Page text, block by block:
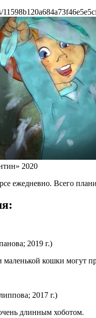
2020
ежедневно. Всего
2019 г.)
кошки могут
2017 г.)
длинным хоботом.